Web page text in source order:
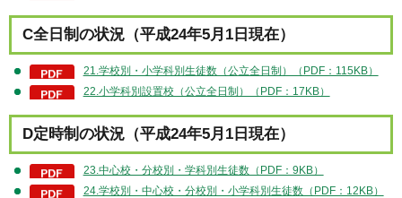
C全日制の状況（平成24年5月1日現在）
21.学校別・小学科別生徒数（公立全日制）（PDF：115KB）
22.小学科別設置校（公立全日制）（PDF：17KB）
D定時制の状況（平成24年5月1日現在）
23.中心校・分校別・学科別生徒数（PDF：9KB）
24.学校別・中心校・分校別・小学科別生徒数（PDF：12KB）